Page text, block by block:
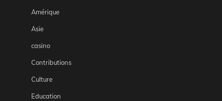
Amérique
Asie
casino
Contributions
Culture
Education